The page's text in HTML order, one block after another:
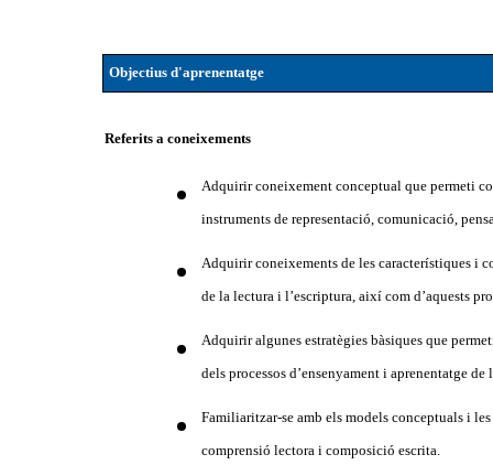
Objectius d'aprenentatge
Referits a coneixements
Adquirir coneixement conceptual que permeti
instruments de representació, comunicació,
Adquirir coneixements de les característiques i
de la lectura i l’escriptura, així com d’aquests
Adquirir algunes estratègies bàsiques que
dels processos d’ensenyament i aprenentatge
Familiaritzar-se amb els models conceptuals i
comprensió lectora i composició escrita.